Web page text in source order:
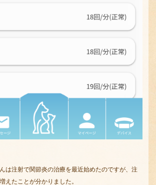
は注射で関節炎の治療を最近始めたのですが、注
えたことが分かりました。